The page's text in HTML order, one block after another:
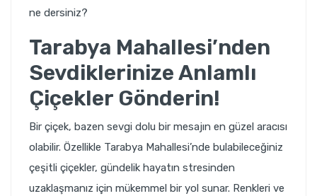
ne dersiniz?
Tarabya Mahallesi’nden
Sevdiklerinize Anlamlı
Çiçekler Gönderin!
Bir çiçek, bazen sevgi dolu bir mesajın en güzel aracısı
olabilir. Özellikle Tarabya Mahallesi’nde bulabileceğiniz
çeşitli çiçekler, gündelik hayatın stresinden
uzaklaşmanız için mükemmel bir yol sunar. Renkleri ve